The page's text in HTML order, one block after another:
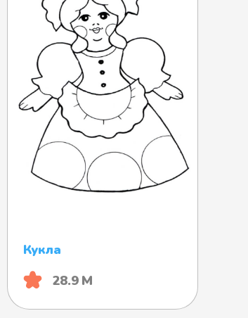
Кукла
28.9 М